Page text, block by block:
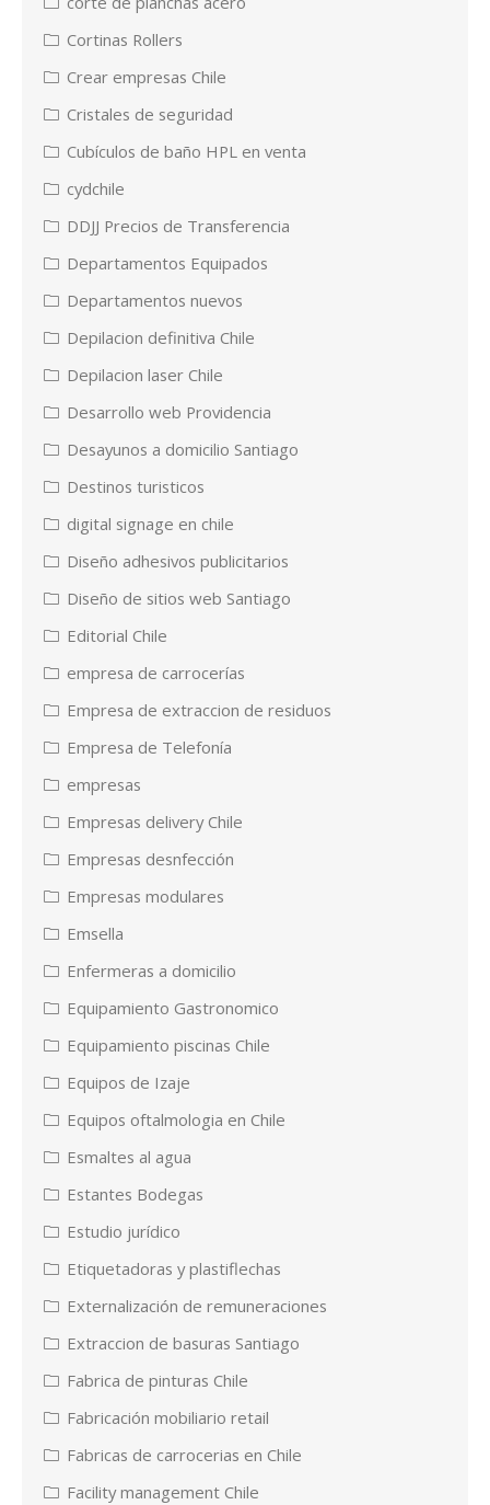
Cortinas Rollers
Crear empresas Chile
Cristales de seguridad
Cubículos de baño HPL en venta
cydchile
DDJJ Precios de Transferencia
Departamentos Equipados
Departamentos nuevos
Depilacion definitiva Chile
Depilacion laser Chile
Desarrollo web Providencia
Desayunos a domicilio Santiago
Destinos turisticos
digital signage en chile
Diseño adhesivos publicitarios
Diseño de sitios web Santiago
Editorial Chile
empresa de carrocerías
Empresa de extraccion de residuos
Empresa de Telefonía
empresas
Empresas delivery Chile
Empresas desnfección
Empresas modulares
Emsella
Enfermeras a domicilio
Equipamiento Gastronomico
Equipamiento piscinas Chile
Equipos de Izaje
Equipos oftalmologia en Chile
Esmaltes al agua
Estantes Bodegas
Estudio jurídico
Etiquetadoras y plastiflechas
Externalización de remuneraciones
Extraccion de basuras Santiago
Fabrica de pinturas Chile
Fabricación mobiliario retail
Fabricas de carrocerias en Chile
Facility management Chile